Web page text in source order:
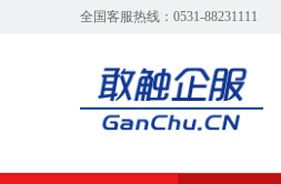
全国客服热线：0531-88231111